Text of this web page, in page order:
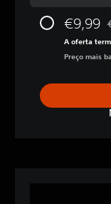
€9,99
A oferta
Preço mais